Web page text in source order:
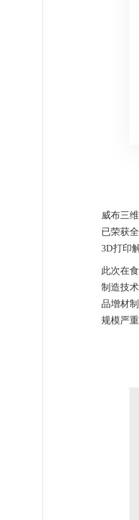
威布三
已荣获
3D打印
此次在
制造技
品增材
规模严